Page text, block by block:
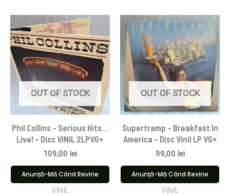
OUT OF STOCK
Phil Collins – Serious Hits…
Live! – Disc VINIL 2LPVG+
109,00 lei
Anunță-Mă Când Revine
VINIL
OUT OF STOCK
Supertramp – Breakfast In
America – Disc Vinil LP VG+
99,00 lei
Anunță-Mă Când Revine
VINIL